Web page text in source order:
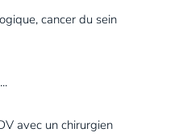
cancer du sein
avec un chirurgien